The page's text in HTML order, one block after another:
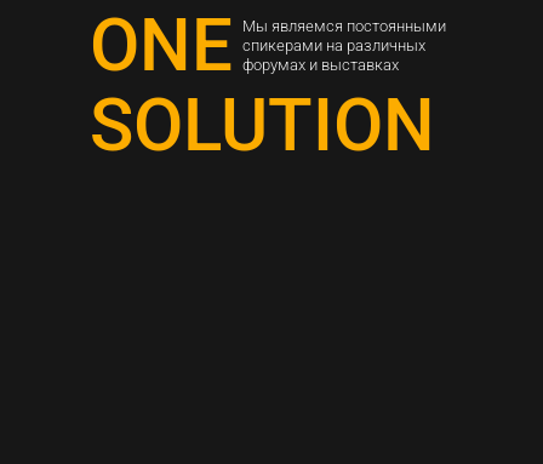
ONE
SOLUTION
Мы являемся постоянными
спикерами на различных
форумах и выставках